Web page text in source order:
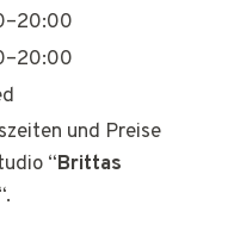
und Preise
“Brittas
“.